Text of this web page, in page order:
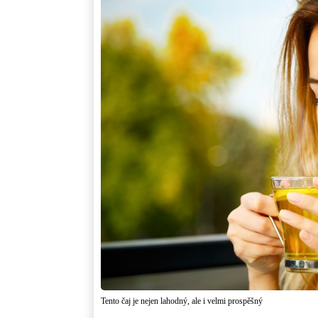
Tento čaj je nejen lahodný, ale i velmi prospěšný